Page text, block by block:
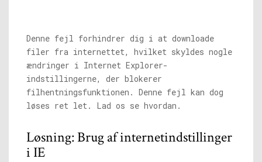
Denne fejl forhindrer dig i at downloade
filer fra internettet, hvilket skyldes nogle
ændringer i Internet Explorer-
indstillingerne, der blokerer
filhentningsfunktionen. Denne fejl kan dog
løses ret let. Lad os se hvordan.
Løsning: Brug af internetindstillinger
i IE